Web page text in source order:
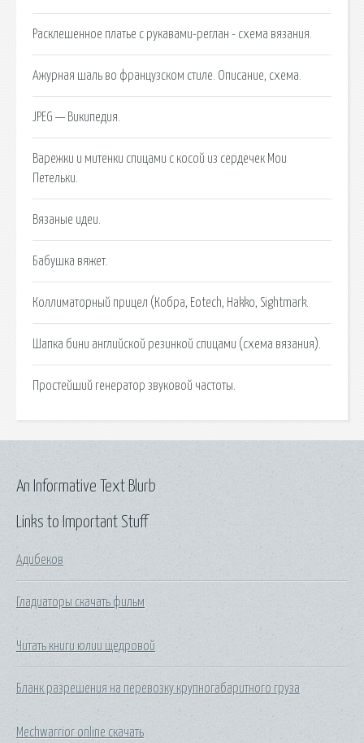
Расклешенное платье с рукавами-реглан - схема вязания.
Ажурная шаль во французском стиле. Описание, схема.
JPEG — Википедия.
Варежки и митенки спицами с косой из сердечек Мои
Петельки.
Вязаные идеи.
Бабушка вяжет.
Коллиматорный прицел (Кобра, Eotech, Hakko, Sightmark.
Шапка бини английской резинкой спицами (схема вязания).
Простейший генератор звуковой частоты.
Links to Important Stuff
Адибеков
Гладиаторы скачать фильм
Читать книги юлии щедровой
Бланк разрешения на перевозку крупногабаритного груза
Mechwarrior online скачать
An Informative Text Blurb